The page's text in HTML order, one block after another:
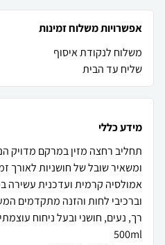
אפשרויות משלוח זמינות
משלוח לנקודת איסוף
שליח עד הבית
מידע כללי
תחליב רחצה מזין במרקם מדויק
אמולסיה קרמית ועדכנית עשירה
וברכיבי לחות והזנה מתקדמים